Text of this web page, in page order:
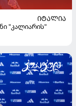
ᲘᲢᲐᲚᲘᲐ
"კალიარის"